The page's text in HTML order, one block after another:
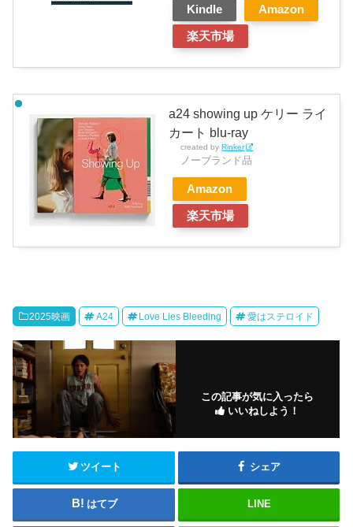
Kindle Amazon
楽天市場
a24 showing up ケリー ライ
カート blu-ray
created byRinker
ノーブランド品
Amazon
楽天市場
2025映画 A24 Love Lies Bleeding 愛はステロイド
この記事が気に入ったら
いいねしよう！
ツイート シェア
はてブ LINE